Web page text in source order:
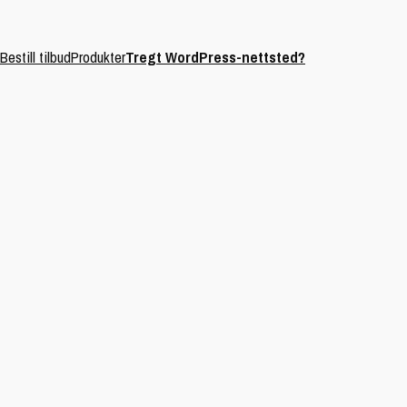
Bestill tilbudProdukterTregt WordPress-nettsted?